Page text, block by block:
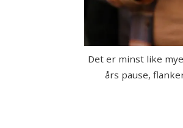
Det er minst like
års pause,